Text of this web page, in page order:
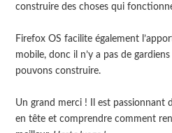
construire des choses qui
Firefox OS facilite également
mobile, donc il n’y a pas de
pouvons construire.
Un grand merci ! Il est passionnant
en tête et comprendre comment